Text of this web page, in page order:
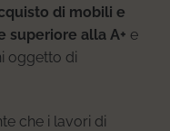
di mobili e
superiore alla A+ e
oggetto di
che i lavori di